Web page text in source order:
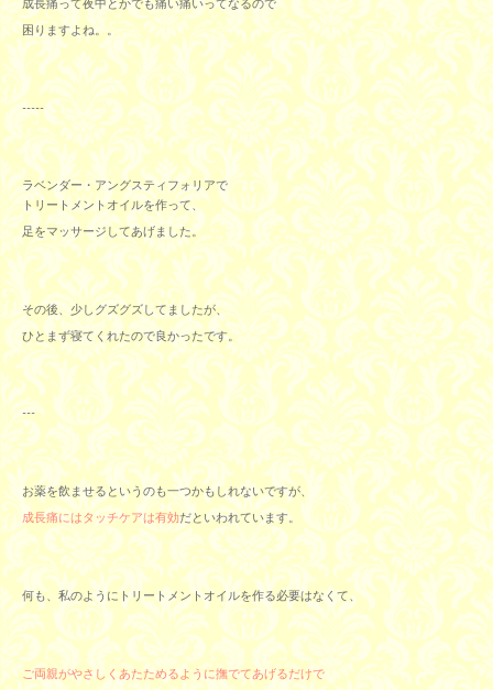
成長痛って夜中とかでも痛い痛いってなるので
困りますよね。。
-----
ラベンダー・アングスティフォリアで
トリートメントオイルを作って、
足をマッサージしてあげました。
その後、少しグズグズしてましたが、
ひとまず寝てくれたので良かったです。
---
お薬を飲ませるというのも一つかもしれないですが、
成長痛にはタッチケアは有効だといわれています。
何も、私のようにトリートメントオイルを作る必要はなくて、
ご両親がやさしくあたためるように撫でてあげるだけで